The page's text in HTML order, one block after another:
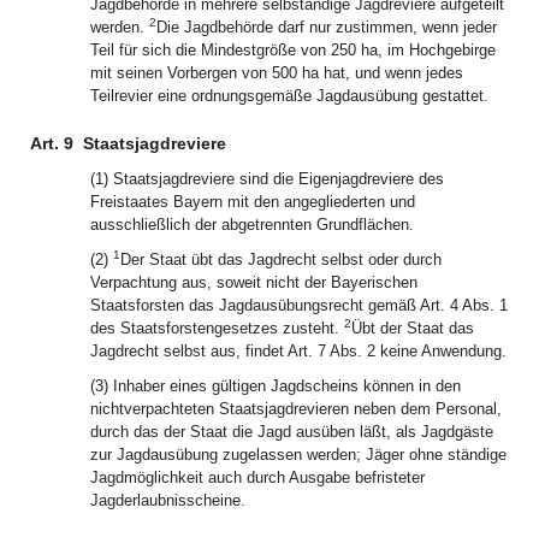
Jagdbehörde in mehrere selbständige Jagdreviere aufgeteilt
werden. 2 Die Jagdbehörde darf nur zustimmen, wenn jeder
Teil für sich die Mindestgröße von 250 ha, im Hochgebirge
mit seinen Vorbergen von 500 ha hat, und wenn jedes
Teilrevier eine ordnungsgemäße Jagdausübung gestattet.
Art. 9 Staatsjagdreviere
(1) Staatsjagdreviere sind die Eigenjagdreviere des
Freistaates Bayern mit den angegliederten und
ausschließlich der abgetrennten Grundflächen.
(2) 1 Der Staat übt das Jagdrecht selbst oder durch
Verpachtung aus, soweit nicht der Bayerischen
Staatsforsten das Jagdausübungsrecht gemäß Art. 4 Abs. 1
des Staatsforstengesetzes zusteht. 2Übt der Staat das
Jagdrecht selbst aus, findet Art. 7 Abs. 2 keine Anwendung.
(3) Inhaber eines gültigen Jagdscheins können in den
nichtverpachteten Staatsjagdrevieren neben dem Personal,
durch das der Staat die Jagd ausüben läßt, als Jagdgäste
zur Jagdausübung zugelassen werden; Jäger ohne ständige
Jagdmöglichkeit auch durch Ausgabe befristeter
Jagderlaubnisscheine.